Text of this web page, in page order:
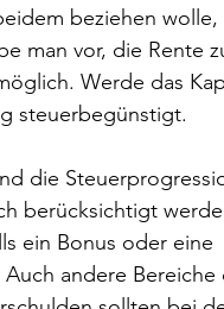
beziehen wolle,
man vor, die Rente
Werde das
steuerbegünstigt.
die
berücksichtigt
ein Bonus oder eine
andere